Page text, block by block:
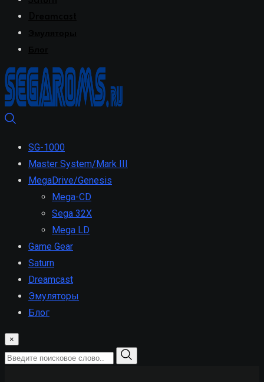
SG-1000
Master System/Mark III
MegaDrive/Genesis
Mega-CD
Sega 32X
Mega LD
Game Gear
Saturn
Dreamcast
Эмуляторы
Блог
×